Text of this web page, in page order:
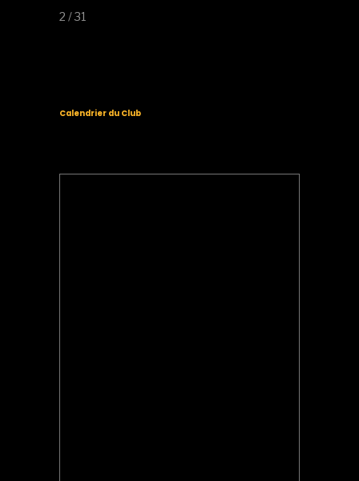
2 / 31
Calendrier du Club